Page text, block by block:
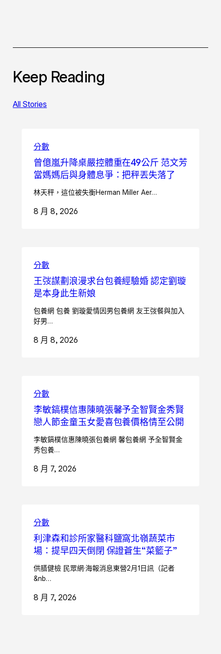
Keep Reading
All Stories
分數
曾億嵐升降桌嚴控體重在49公斤 范文芳
當媽媽后與身體息爭：把秤丟失落了
林天秤，這位被失衡Herman Miller Aer…
8 月 8, 2026
分數
王弢謀劃浪漫求台包養經驗婚 認定劉璇
是本身此生新娘
包養網 包養 劉璇愛情因男包養網 友王弢餐與加入
好男…
8 月 8, 2026
分數
李敏鎬樸信惠陳曉張馨予全智賢金秀賢
戀人節金童玉女愛喜包養價格情至公開
李敏鎬樸信惠陳曉張包養網 馨包養網 予全智賢金
秀包養…
8 月 7, 2026
分數
利津森和診所家醫科鹽窩北嶺蔬菜市
場：提早四天倒閉 保證蒼生“菜籃子”
供膳健檢 民眾網·海報消息東營2月1日訊（記者
&nb…
8 月 7, 2026